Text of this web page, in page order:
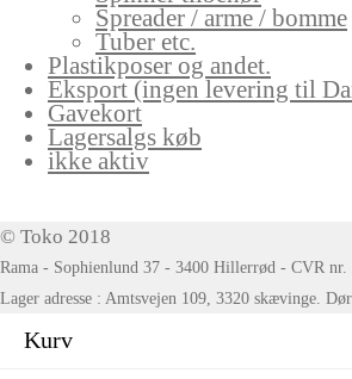
Spreader / arme / bomme
Tuber etc.
Plastikposer og andet.
Eksport (ingen levering til
Gavekort
Lagersalgs køb
ikke aktiv
© Toko 2018
Rama - Sophienlund 37 - 3400 Hillerrød - CVR nr.
Lager adresse : Amtsvejen 109, 3320 skævinge.
Kurv